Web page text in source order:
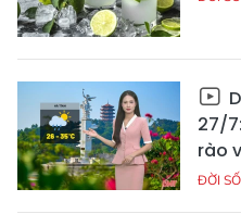
27/
rào
ĐỜI